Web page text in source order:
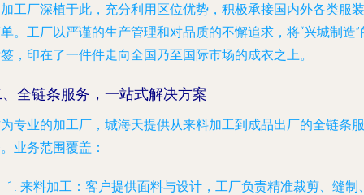
工厂深植于此，充分利用区位优势，积极承接国内外各类服装
。工厂以严谨的生产管理和对品质的不懈追求，将“兴城制造”
，印在了一件件走向全国乃至国际市场的成衣之上。
全链条服务，一站式解决方案
专业的加工厂，城海天提供从来料加工到成品出厂的全链条服
业务范围覆盖：
来料加工 ：客户提供面料与设计，工厂负责精准裁剪、缝制